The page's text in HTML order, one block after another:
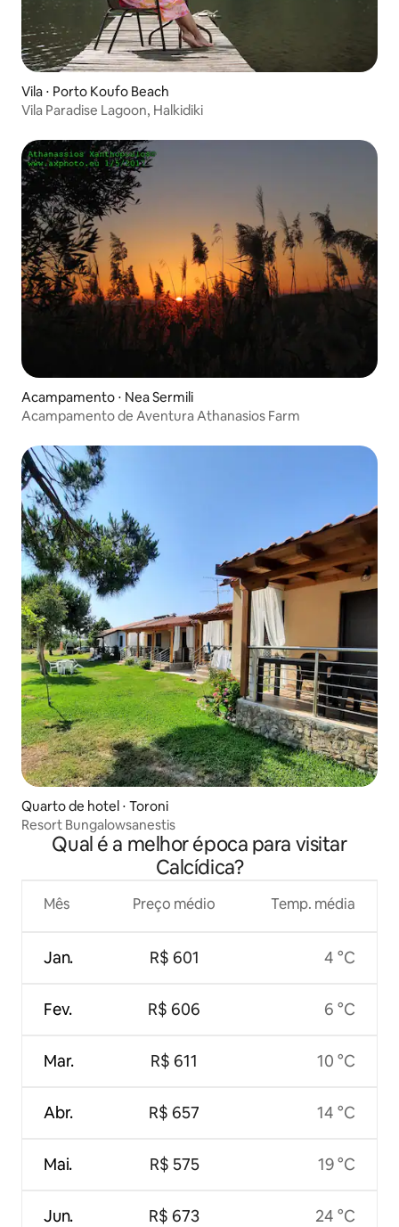
Vila ⋅ Porto Koufo Beach
Vila Paradise Lagoon, Halkidiki
Acampamento ⋅ Nea Sermili
Acampamento de Aventura Athanasios Farm
Quarto de hotel ⋅ Toroni
Resort Bungalowsanestis
Qual é a melhor época para visitar
Calcídica?
Mês
Jan.
Fev.
Mar.
Abr.
Mai.
Jun.
Preço médio
R$ 601
R$ 606
R$ 611
R$ 657
R$ 575
R$ 673
Temp. média
4 °C
6 °C
10 °C
14 °C
19 °C
24 °C